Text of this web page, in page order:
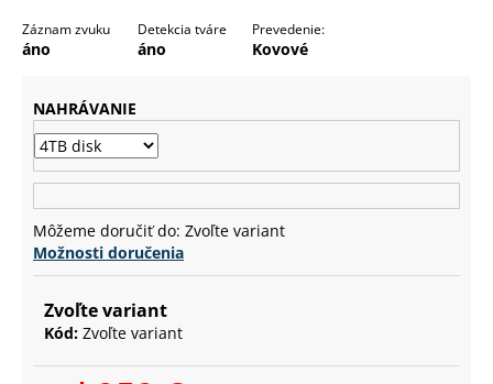
Záznam zvuku
áno
Detekcia tváre
áno
Prevedenie:
Kovové
NAHRÁVANIE
Môžeme doručiť do: Zvoľte variant
Možnosti doručenia
Zvoľte variant
Kód: Zvoľte variant
O
d
ú
a
m
e